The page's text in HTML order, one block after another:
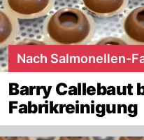
Nach Salmonellen-
Barry Callebaut
Fabrikreinigung